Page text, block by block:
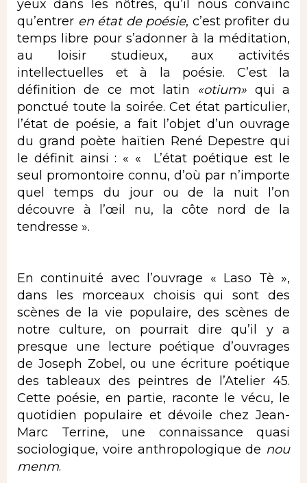
yeux dans les nôtres, qu’il nous convainc
qu’entrer en état de poésie, c’est profiter du
temps libre pour s’adonner à la méditation,
au loisir studieux, aux activités
intellectuelles et à la poésie. C’est la
définition de ce mot latin «otium» qui a
ponctué toute la soirée. Cet état particulier,
l’état de poésie, a fait l’objet d’un ouvrage
du grand poète haïtien René Depestre qui
le définit ainsi : « « L’état poétique est le
seul promontoire connu, d’où par n’importe
quel temps du jour ou de la nuit l’on
découvre à l’œil nu, la côte nord de la
tendresse ».
En continuité avec l’ouvrage « Laso Tè »,
dans les morceaux choisis qui sont des
scènes de la vie populaire, des scènes de
notre culture, on pourrait dire qu’il y a
presque une lecture poétique d’ouvrages
de Joseph Zobel, ou une écriture poétique
des tableaux des peintres de l’Atelier 45.
Cette poésie, en partie, raconte le vécu, le
quotidien populaire et dévoile chez Jean-
Marc Terrine, une connaissance quasi
sociologique, voire anthropologique de nou
menm.